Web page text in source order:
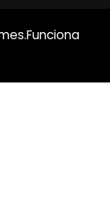
.Funciona